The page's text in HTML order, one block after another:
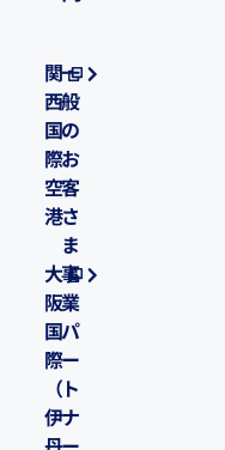
関
西
国
際
空
港
大
阪
国
際
（
伊
一
般
の
お
客
さ
ま
事
業
パ
ー
ト
ナ